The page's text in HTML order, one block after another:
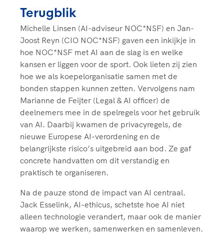
genieten van de karatewedstrijd van je dochter,
de halve marathon van je moeder of de
hockeywedstrijd van je buurjongen.
Lees verder
sportomgeving
Voor welk gedrag staat de club? Wat mag wel
langs de lijn, in de kleedkamer, kantine en online?
En wat mag vooral niet? Een gedragscode geeft
hier richting aan en is dus een belangrijk
onderdeel van het clubbeleid rondom gewenst en
ongewenst gedrag.
Lees verder
bestuurders, (technisch) directeuren, managers en
toekomstig kader.
Lees verder
Terugblik
Michelle Linsen (AI-adviseur NOC*NSF) en Jan-
Joost Reyn (CIO NOC*NSF) gaven een inkijkje in
hoe NOC*NSF met AI aan de slag is en welke
kansen er liggen voor de sport. Ook lieten zij zien
hoe we als koepelorganisatie samen met de
bonden stappen kunnen zetten. Vervolgens nam
Marianne de Feijter (Legal & AI officer) de
deelnemers mee in de spelregels voor het gebruik
van AI. Daarbij kwamen de privacyregels, de
nieuwe Europese AI-verordening en de
belangrijkste risico’s uitgebreid aan bod. Ze gaf
concrete handvatten om dit verstandig en
praktisch te organiseren.
Na de pauze stond de impact van AI centraal.
Jack Esselink, AI-ethicus, schetste hoe AI niet
alleen technologie verandert, maar ook de manier
waarop we werken, samenwerken en samenleven.